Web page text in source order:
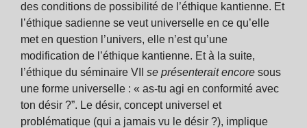
des conditions de possibilité de l’éthique kantienne. Et
l’éthique sadienne se veut universelle en ce qu’elle
met en question l’univers, elle n’est qu’une
modification de l’éthique kantienne. Et à la suite,
l’éthique du séminaire VII se présenterait encore sous
une forme universelle : « as-tu agi en conformité avec
ton désir ?”. Le désir, concept universel et
problématique (qui a jamais vu le désir ?), implique